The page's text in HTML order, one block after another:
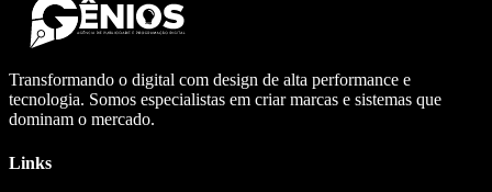
Transformando o digital com design de alta performance e
tecnologia. Somos especialistas em criar marcas e sistemas que
dominam o mercado.
Links